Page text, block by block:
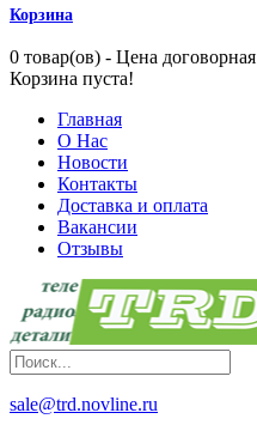
Корзина
0 товар(ов) - Цена договорная
Корзина пуста!
Главная
О Нас
Новости
Контакты
Доставка и оплата
Вакансии
Отзывы
sale@trd.novline.ru